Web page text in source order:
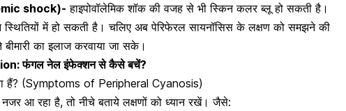
shock)- हाइपोवॉलेमिक शॉक की वजह से भीस्किन कलरब्लू हो सकती है।
में हो सकती है। चलिए अब पेरिफेरल सायनॉसिस के लक्षण को समझने की
का इलाज करवाया जा सके।
फंगल नेल इंफेक्शन से कैसे बचें?
हैं? (Symptoms of Peripheral Cyanosis)
नजर आ रहा है, तो नीचे बताये लक्षणों को ध्यान रखें। जैसे: